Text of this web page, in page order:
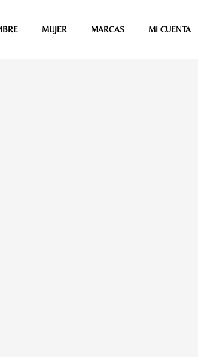
MUJER MARCAS MI CUENTA